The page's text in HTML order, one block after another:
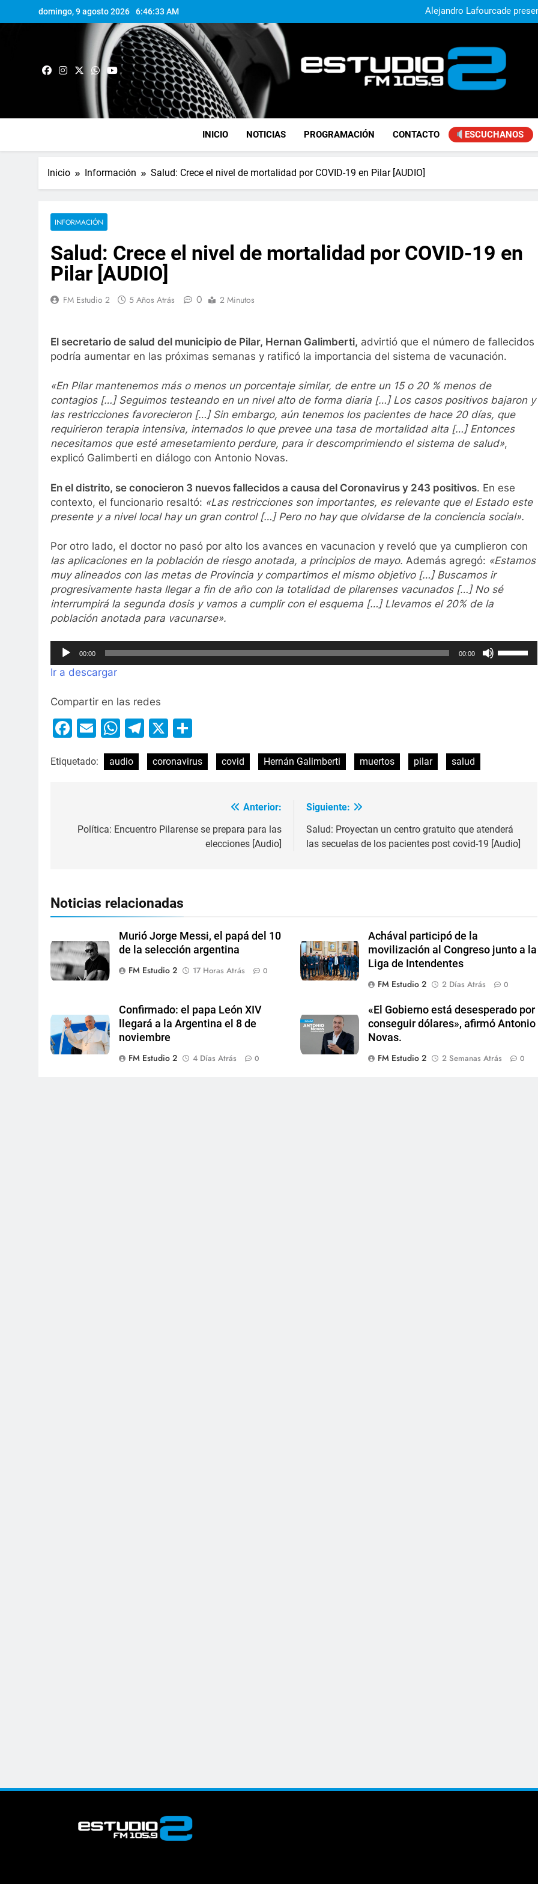
domingo, 9 agosto 2026 6:46:34 AM
Alejandro Lafourcade
que,
Achával, primero en
Alejandro Lafourcade
Achával, primero en
FM Estudio 2
INICIO NOTICIAS PROGRAMACIÓN CONTACTO ESCUCHANOS
Inicio Información Salud: Crece el nivel de mortalidad por COVID-19 en Pilar [AUDIO]
INFORMACIÓN
Salud: Crece el nivel de mortalidad por COVID-19 en
Pilar [AUDIO]
FM Estudio 2 5 Años Atrás 0 2 Minutos
El secretario de salud del municipio de Pilar, Hernan Galimberti, advirtió que el número de fallecidos
podría aumentar en las próximas semanas y ratificó la importancia del sistema de vacunación.
«En Pilar mantenemos más o menos un porcentaje similar, de entre un 15 o 20 % menos de
contagios […] Seguimos testeando en un nivel alto de forma diaria […] Los casos positivos bajaron y
las restricciones favorecieron […] Sin embargo, aún tenemos los pacientes de hace 20 días, que
requirieron terapia intensiva, internados lo que prevee una tasa de mortalidad alta […] Entonces
necesitamos que esté amesetamiento perdure, para ir descomprimiendo el sistema de salud»,
explicó Galimberti en diálogo con Antonio Novas.
En el distrito, se conocieron 3 nuevos fallecidos a causa del Coronavirus y 243 positivos. En ese
contexto, el funcionario resaltó: «Las restricciones son importantes, es relevante que el Estado este
presente y a nivel local hay un gran control […] Pero no hay que olvidarse de la conciencia social».
Por otro lado, el doctor no pasó por alto los avances en vacunacion y reveló que ya cumplieron con
las aplicaciones en la población de riesgo anotada, a principios de mayo. Además agregó: «Estamos
muy alineados con las metas de Provincia y compartimos el mismo objetivo […] Buscamos ir
progresivamente hasta llegar a fin de año con la totalidad de pilarenses vacunados […] No sé
interrumpirá la segunda dosis y vamos a cumplir con el esquema […] Llevamos el 20% de la
población anotada para vacunarse».
Reproductor
audio
00:00 00:00
Ir a descargar
Compartir en las redes
Facebook
EmailWhatsApp
Telegram
X
Etiquetado: audio coronavirus covid Hernán Galimberti muertos pilar salud
Anterior:
Política: Encuentro Pilarense se prepara para las
elecciones [Audio]
Siguiente:
Salud: Proyectan un centro gratuito que atenderá
las secuelas de los pacientes post covid-19 [Audio]
Noticias relacionadas
Murió Jorge Messi, el papá del 10
de la selección argentina
FM Estudio 2
17 Horas Atrás 0
Achával participó de la
movilización al Congreso junto a la
Liga de Intendentes
FM Estudio 2
2 Días Atrás 0
Confirmado: el papa León XIV
llegará a la Argentina el 8 de
noviembre
FM Estudio 2
4 Días Atrás 0
«El Gobierno está desesperado por
conseguir dólares», afirmó Antonio
Novas.
FM Estudio 2
2 Semanas Atrás 0